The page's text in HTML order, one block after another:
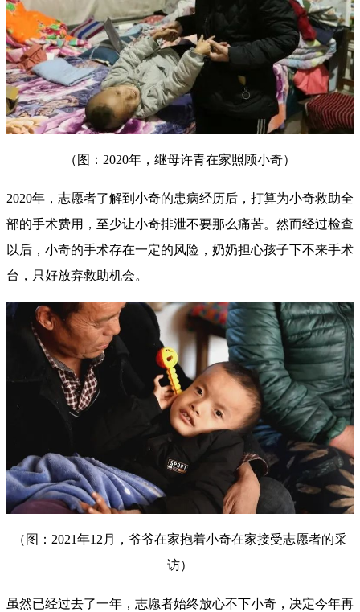
（图：2020年，继母许青在家照顾小奇）
2020年，志愿者了解到小奇的患病经历后，打算为小奇救助全
部的手术费用，至少让小奇排泄不要那么痛苦。然而经过检查
以后，小奇的手术存在一定的风险，奶奶担心孩子下不来手术
台，只好放弃救助机会。
（图：2021年12月，爷爷在家抱着小奇在家接受志愿者的采
访）
虽然已经过去了一年，志愿者始终放心不下小奇，决定今年再